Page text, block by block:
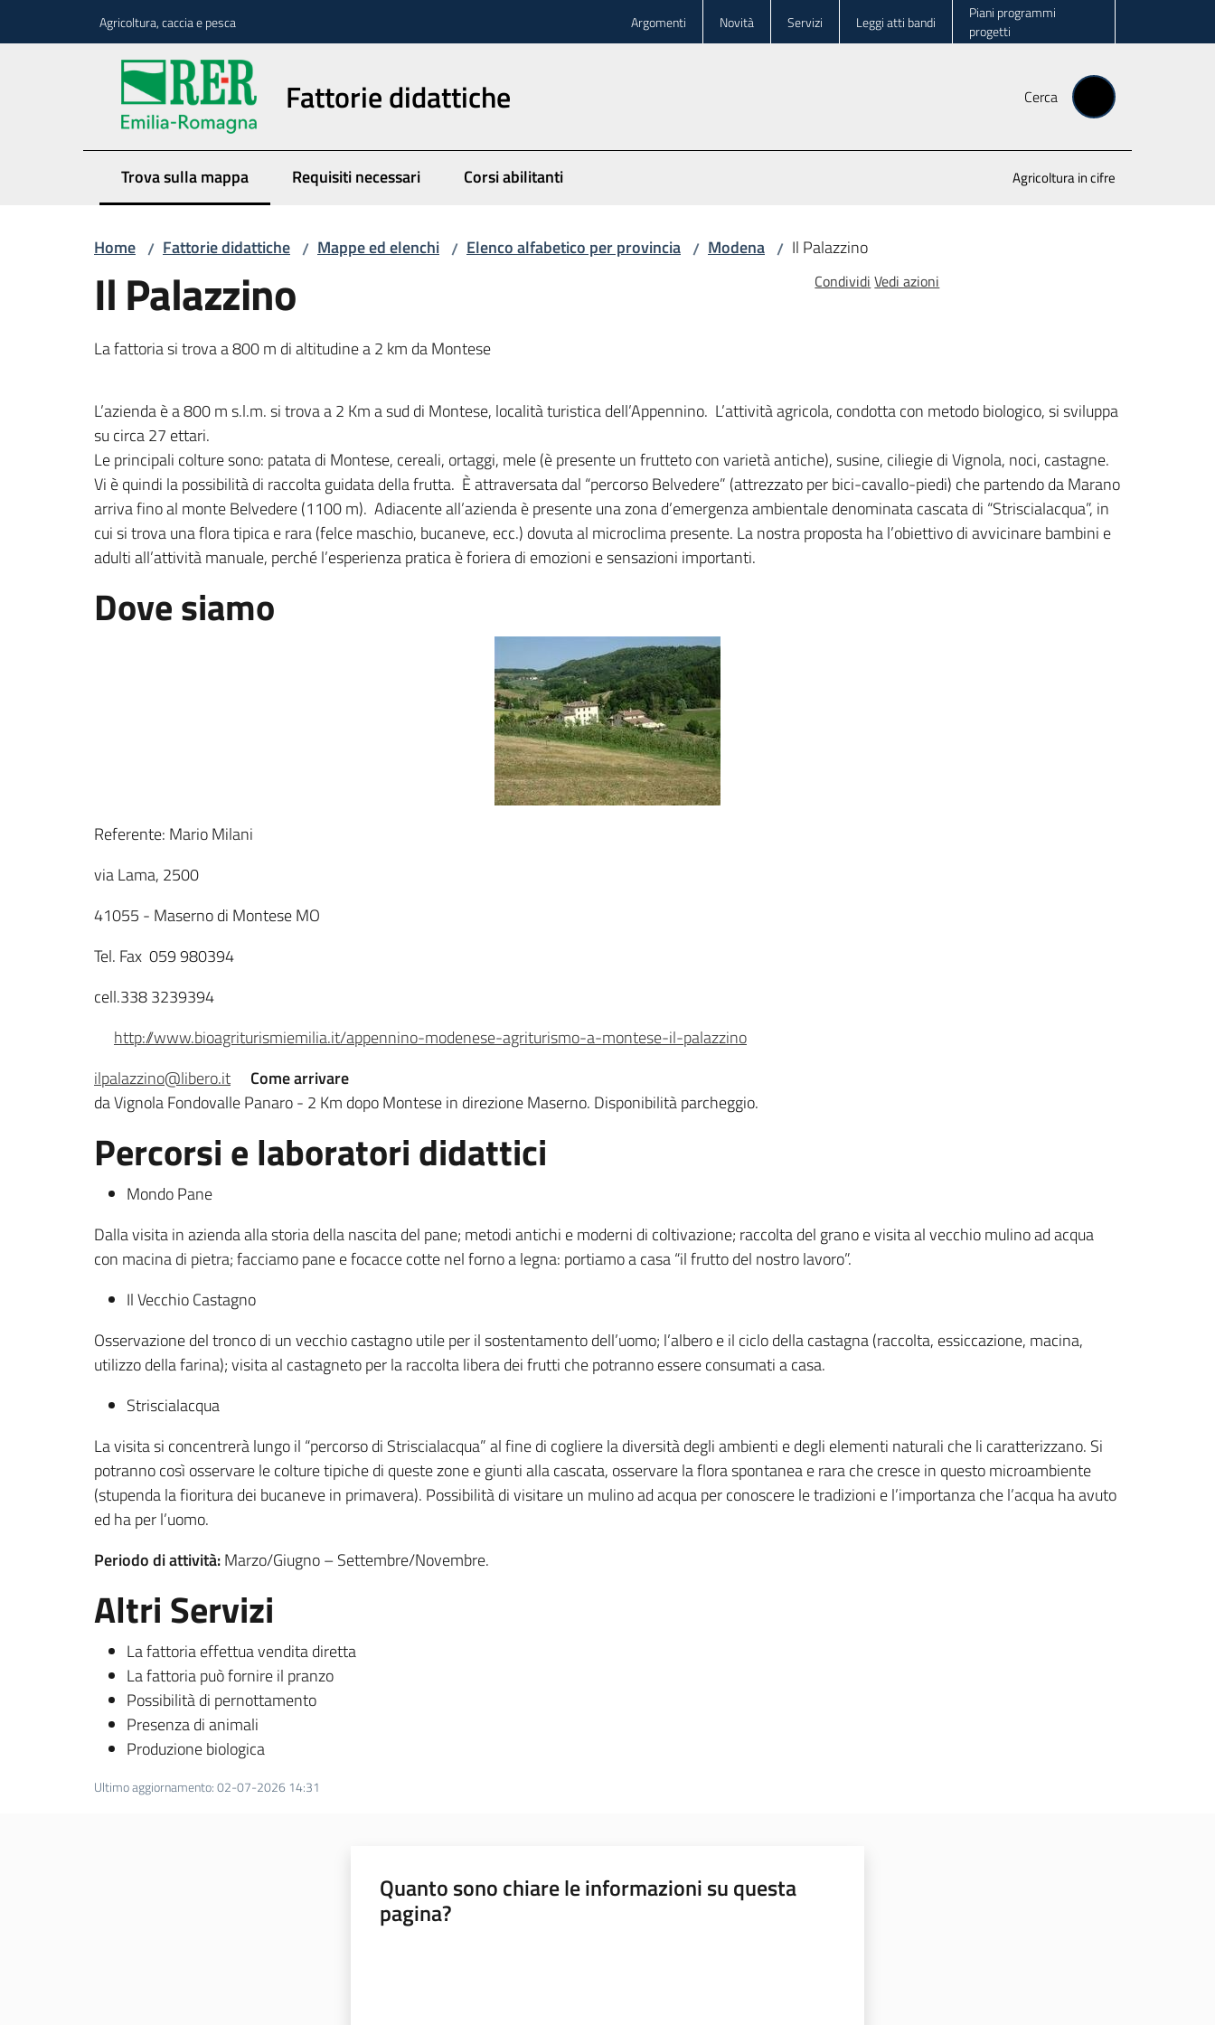
Agricoltura, caccia e pesca Argomenti Novità Servizi Leggi atti bandi
Piani programmi
progetti
Fattorie didattiche Cerca
Trova sulla mappa
Menu selezionato Requisiti necessari Corsi abilitanti Agricoltura in cifre
Home / Fattorie didattiche / Mappe ed elenchi / Elenco alfabetico per provincia / Modena / Il Palazzino
Il Palazzino
La fattoria si trova a 800 m di altitudine a 2 km da Montese
Condividi Vedi azioni
L’azienda è a 800 m s.l.m. si trova a 2 Km a sud di Montese, località turistica dell’Appennino. L’attività agricola, condotta con metodo biologico, si sviluppa
su circa 27 ettari.
Le principali colture sono: patata di Montese, cereali, ortaggi, mele (è presente un frutteto con varietà antiche), susine, ciliegie di Vignola, noci, castagne.
Vi è quindi la possibilità di raccolta guidata della frutta. È attraversata dal “percorso Belvedere” (attrezzato per bici-cavallo-piedi) che partendo da Marano
arriva fino al monte Belvedere (1100 m). Adiacente all’azienda è presente una zona d’emergenza ambientale denominata cascata di “Striscialacqua”, in
cui si trova una flora tipica e rara (felce maschio, bucaneve, ecc.) dovuta al microclima presente. La nostra proposta ha l’obiettivo di avvicinare bambini e
adulti all’attività manuale, perché l’esperienza pratica è foriera di emozioni e sensazioni importanti.
Dove siamo
Referente: Mario Milani
via Lama, 2500
41055 - Maserno di Montese MO
Tel. Fax 059 980394
cell.338 3239394
http://www.bioagriturismiemilia.it/appennino-modenese-agriturismo-a-montese-il-palazzino
ilpalazzino@libero.it
Come arrivare
da Vignola Fondovalle Panaro - 2 Km dopo Montese in direzione Maserno. Disponibilità parcheggio.
Percorsi e laboratori didattici
Mondo Pane
Dalla visita in azienda alla storia della nascita del pane; metodi antichi e moderni di coltivazione; raccolta del grano e visita al vecchio mulino ad acqua
con macina di pietra; facciamo pane e focacce cotte nel forno a legna: portiamo a casa “il frutto del nostro lavoro”.
Il Vecchio Castagno
Osservazione del tronco di un vecchio castagno utile per il sostentamento dell’uomo; l’albero e il ciclo della castagna (raccolta, essiccazione, macina,
utilizzo della farina); visita al castagneto per la raccolta libera dei frutti che potranno essere consumati a casa.
Striscialacqua
La visita si concentrerà lungo il “percorso di Striscialacqua” al fine di cogliere la diversità degli ambienti e degli elementi naturali che li caratterizzano. Si
potranno così osservare le colture tipiche di queste zone e giunti alla cascata, osservare la flora spontanea e rara che cresce in questo microambiente
(stupenda la fioritura dei bucaneve in primavera). Possibilità di visitare un mulino ad acqua per conoscere le tradizioni e l’importanza che l’acqua ha avuto
ed ha per l’uomo.
Periodo di attività:Marzo/Giugno – Settembre/Novembre.
Altri Servizi
La fattoria effettua vendita diretta
La fattoria può fornire il pranzo
Possibilità di pernottamento
Presenza di animali
Produzione biologica
Ultimo aggiornamento:02-07-2026 14:31
Quanto sono chiare le informazioni su questa
pagina?